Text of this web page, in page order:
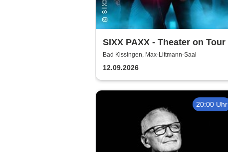
SIXX PAXX - Theater on Tour
Bad Kissingen, Max-Littmann-Saal
12.09.2026
20:00 Uhr